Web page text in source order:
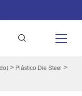
Plástico Die Steel